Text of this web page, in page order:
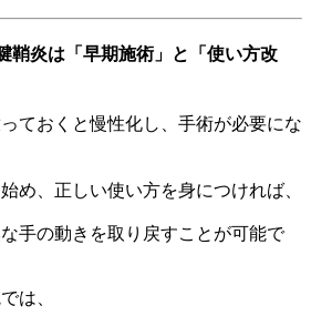
鞘炎は「早期施術」と「使い方改
ておくと慢性化し、手術が必要にな
め、正しい使い方を身につければ、
手の動きを取り戻すことが可能で
は、